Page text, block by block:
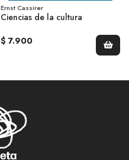
Ernst Cassirer
Ciencias de la cultura
$ 7.900